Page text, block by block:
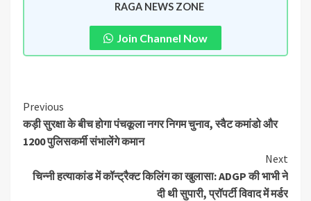
RAGA NEWS ZONE
Join Channel Now
Previous
कड़ी सुरक्षा के बीच होगा पंचकूला नगर निगम चुनाव, स्वैट कमांडो और
1200 पुलिसकर्मी संभालेंगे कमान
Next
चिन्नी हत्याकांड में कॉन्ट्रैक्ट किलिंग का खुलासा: ADGP की भाभी ने
दी थी सुपारी, प्रॉपर्टी विवाद में मर्डर